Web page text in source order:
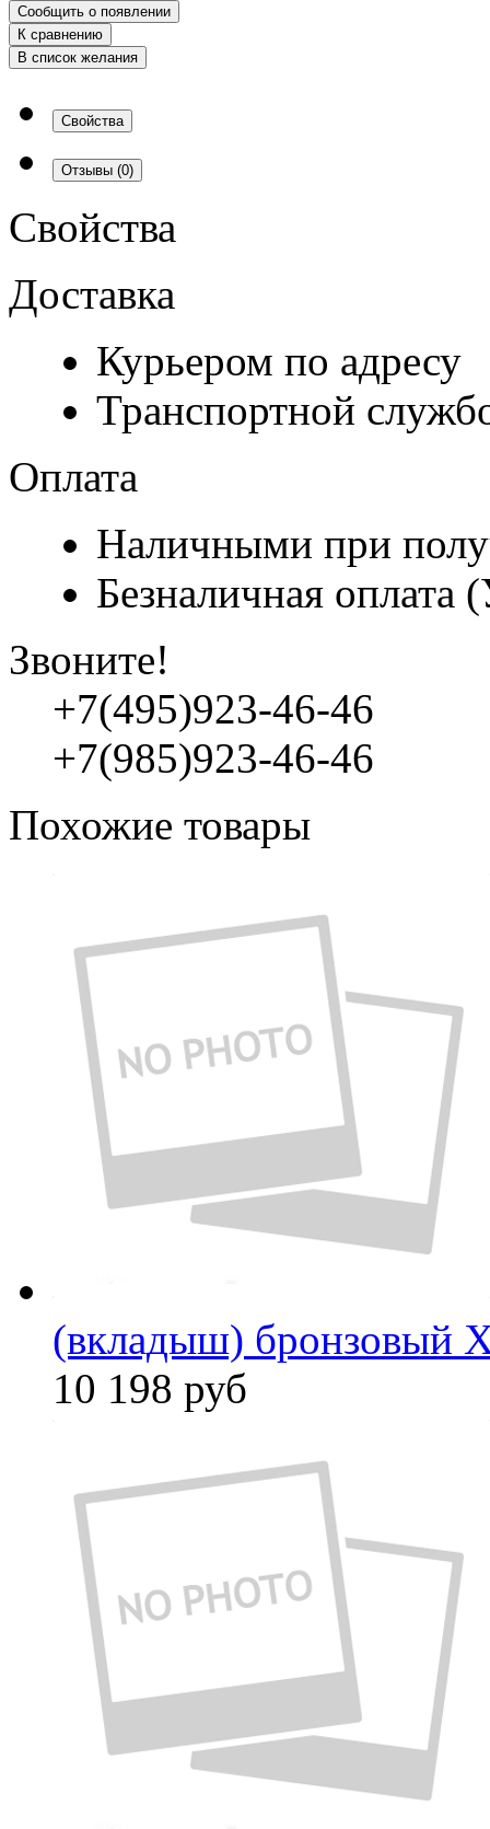
Сообщить о появлении
К сравнению
В список желания
Свойства
Отзывы (0)
Свойства
Доставка
Курьером по адресу
Транспортной
Оплата
Наличными при
Безналичная
Звоните!
+7(495)923-46-46
+7(985)923-46-46
Похожие товары
(вкладыш) бронзовый
10 198 руб